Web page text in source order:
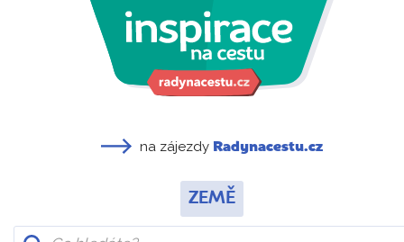
na zájezdy Radynacestu.cz
ZEMĚ